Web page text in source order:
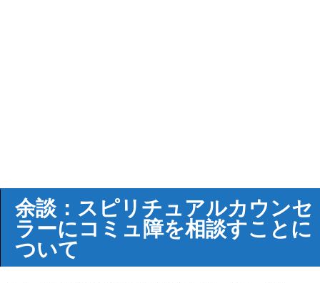
余談：スピリチュアルカウンセ
ラーにコミュ障を相談すことに
ついて